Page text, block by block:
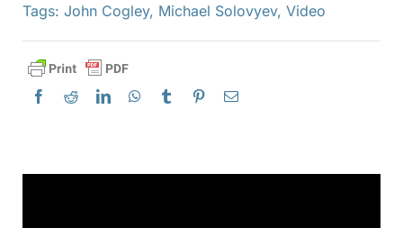
Tìm một nhà bán lẻ
Liên hệ với chúng tôi
Tags: John Cogley, Michael Solovyev, Video